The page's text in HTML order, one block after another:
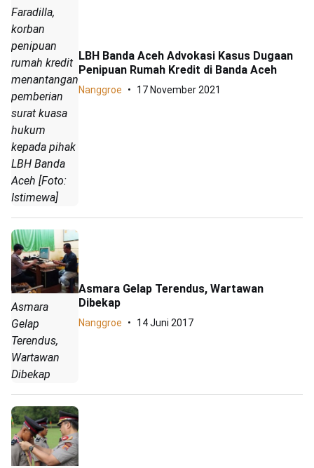
Faradilla,
korban
penipuan
rumah kredit
menantangani
pemberian
surat kuasa
hukum
kepada pihak
LBH Banda
Aceh [Foto:
Istimewa]
LBH Banda Aceh Advokasi Kasus Dugaan
Penipuan Rumah Kredit di Banda Aceh
Nanggroe 17 November 2021
Asmara
Gelap
Terendus,
Wartawan
Dibekap
Asmara Gelap Terendus, Wartawan
Dibekap
Nanggroe 14 Juni 2017